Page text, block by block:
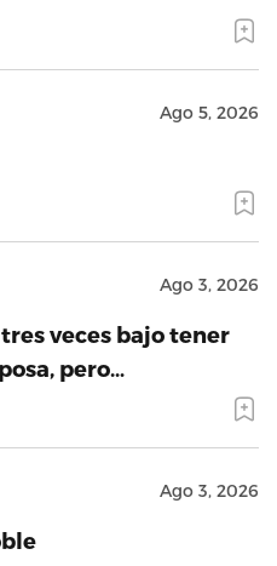
Ago 5, 2026
Ago 3, 2026
veces bajo tener
pero…
Ago 3, 2026